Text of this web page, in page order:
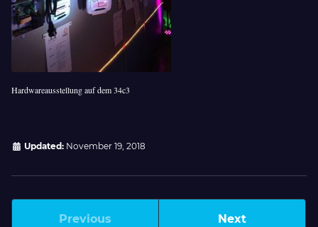
Hardwareausstellung auf dem 34c3
Updated: November 19, 2018
Previous Next